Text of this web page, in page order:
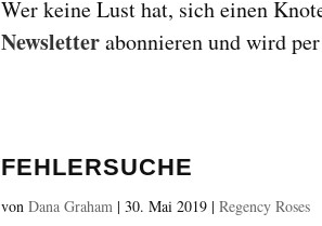
Wer keine Lust hat, sich einen
Newsletterabonnieren und wird
FEHLERSUCHE
vonDana Graham |30. Mai 2019 |Regency Roses